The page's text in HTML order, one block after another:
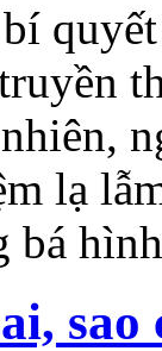
lạ
bá
sao